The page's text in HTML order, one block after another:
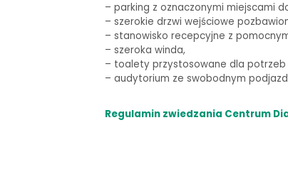
– parking z oznaczonymi miejscami
– szerokie drzwi wejściowe
– stanowisko recepcyjne z
– szeroka winda,
– toalety przystosowane dla potrzeb
– audytorium ze swobodnym
Regulamin zwiedzania Centrum